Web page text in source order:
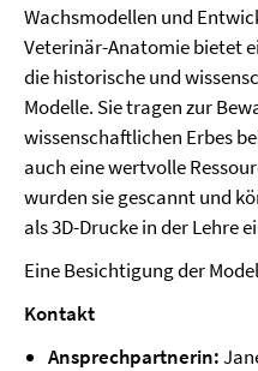
Wachsmodellen und
Veterinär-Anatomie bietet
die historische und
Modelle. Sie tragen zur
wissenschaftlichen Erbes
auch eine wertvolle
wurden sie gescannt und
als 3D-Drucke in der Lehre
Eine Besichtigung der
Kontakt
Ansprechpartnerin: